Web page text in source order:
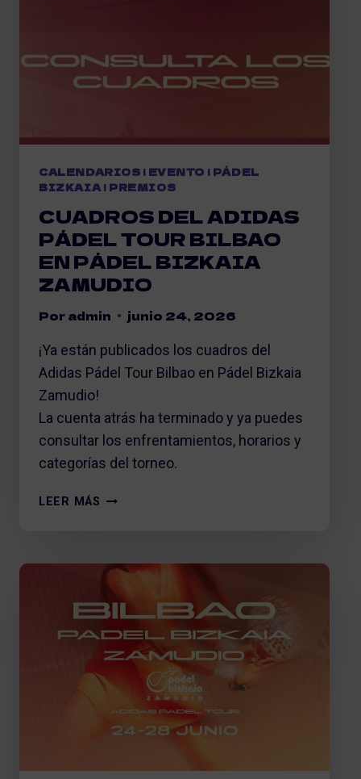
CALENDARIOS | EVENTO | PÁDEL
BIZKAIA | PREMIOS
CUADROS DEL ADIDAS
PÁDEL TOUR BILBAO
EN PÁDEL BIZKAIA
ZAMUDIO
Poradmin junio 24, 2026
¡Ya están publicados los cuadros del
Adidas Pádel Tour Bilbao en Pádel Bizkaia
Zamudio!
La cuenta atrás ha terminado y ya puedes
consultar los enfrentamientos, horarios y
categorías del torneo.
LEER MÁS CUADROS
TOUR
BILBAO
EN
PÁDEL
BIZKAIA
ZAMUDIO